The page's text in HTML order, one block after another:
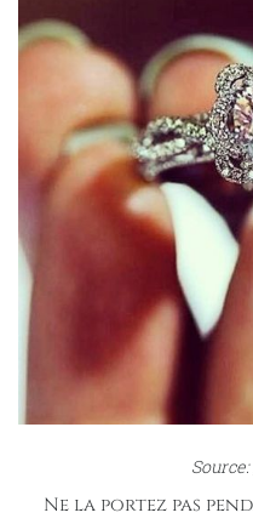
Source:
Ne la portez pas